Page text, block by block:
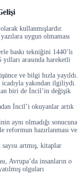
kullanmışlardır.
uygun olmaması
baskı tekniğini 1440’lı
arasında hareketli
ve bilgi hızla yayıldı.
icadıyla yakından ilgiliydi.
biri de İncil’in değişik
İncil’i okuyanlar artık
aynı olmadığı sonucuna
reformun hazırlanması ve
artmış, kitaplar
Avrupa’da insanların o
olguları